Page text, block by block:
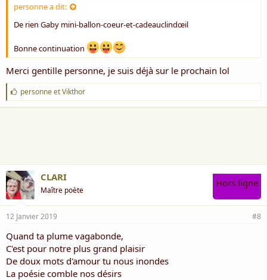
personne a dit:
De rien Gaby mini-ballon-coeur-et-cadeauclindœil
Bonne continuation
Merci gentille personne, je suis déjà sur le prochain lol
J
'
a
personneetVikthor
CLARI
Maître poète
Hors ligne
12 Janvier 2019 #8
Quand ta plume vagabonde,
C'est pour notre plus grand plaisir
De doux mots d'amour tu nous inondes
La poésie comble nos désirs